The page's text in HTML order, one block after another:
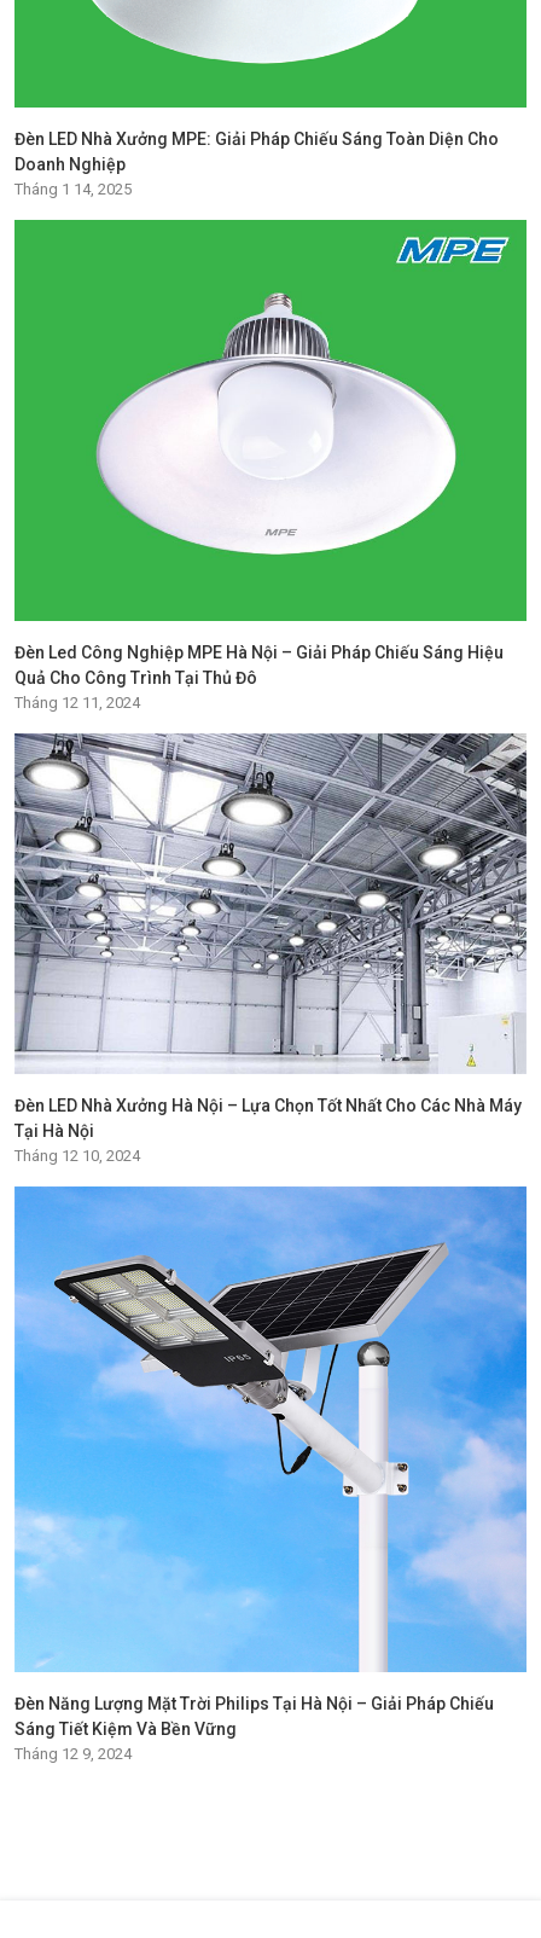
Đèn LED Nhà Xưởng MPE: Giải Pháp Chiếu Sáng Toàn Diện Cho
Doanh Nghiệp
Tháng 1 14, 2025
Đèn Led Công Nghiệp MPE Hà Nội – Giải Pháp Chiếu Sáng Hiệu
Quả Cho Công Trình Tại Thủ Đô
Tháng 12 11, 2024
Đèn LED Nhà Xưởng Hà Nội – Lựa Chọn Tốt Nhất Cho Các Nhà Máy
Tại Hà Nội
Tháng 12 10, 2024
Đèn Năng Lượng Mặt Trời Philips Tại Hà Nội – Giải Pháp Chiếu
Sáng Tiết Kiệm Và Bền Vững
Tháng 12 9, 2024